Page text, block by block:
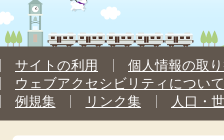
サイトの利用
個人情報の取
ウェブアクセシビリティについ
例規集
リンク集 人口・